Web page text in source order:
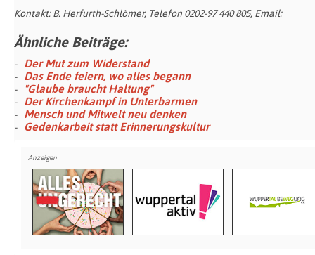
Kontakt: B. Herfurth-Schlömer, Telefon 0202-97 440 805, Email:
Ähnliche Beiträge:
Der Mut zum Widerstand
Das Ende feiern, wo alles begann
"Glaube braucht Haltung"
Der Kirchenkampf in Unterbarmen
Mensch und Mitwelt neu denken
Gedenkarbeit statt Erinnerungskultur